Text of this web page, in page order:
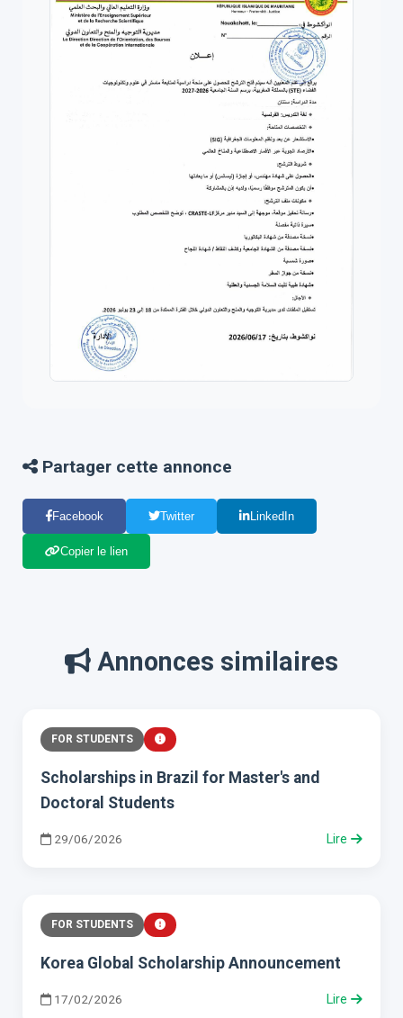
Partager cette annonce
Facebook Twitter LinkedIn
Copier le lien
Annonces similaires
FOR STUDENTS
Scholarships in Brazil for Master's and
Doctoral Students
29/06/2026 Lire
FOR STUDENTS
Korea Global Scholarship Announcement
17/02/2026 Lire